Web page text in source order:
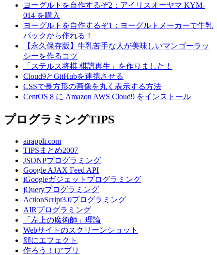
ヨーグルトを自作するぞ2：アイリスオーヤマ KYM-
014 を購入
ヨーグルトを自作するぞ1：ヨーグルトメーカーで牛乳
パックから作れる！
【永久保存版】牛乳苦手な人が美味しいマンゴーラッ
シーを作るコツ
「ステルス将棋 棋譜再生」を作りました！
Cloud9とGitHubを連携させる
CSSで長方形の画像を丸く表示する方法
CentOS 8 に Amazon AWS Cloud9 をインストール
プログラミングTIPS
airappli.com
TIPSまとめ2007
JSONPプログラミング
Google AJAX Feed API
iGoogleガジェットプログラミング
jQueryプログラミング
ActionScript3.0プログラミング
AIRプログラミング
「左上の魔術師」理論
Webサイトのスクリーンショット
顔にエフェクト
作ろう！iアプリ